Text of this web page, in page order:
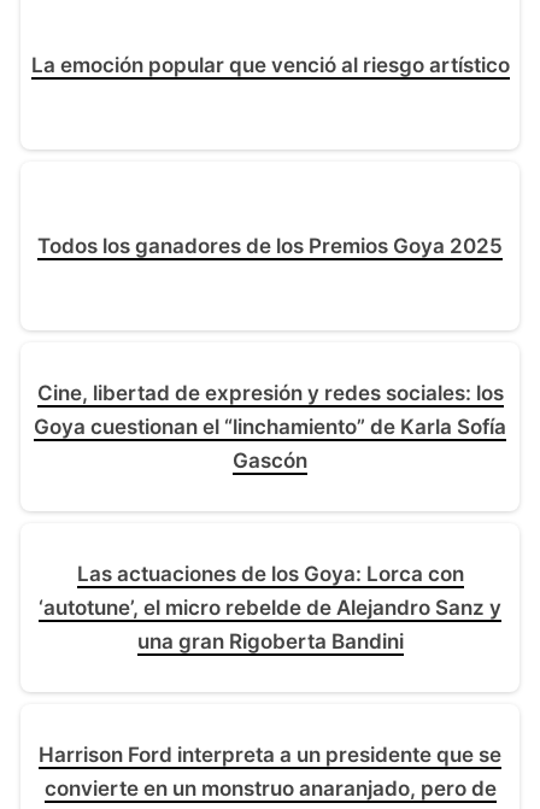
La emoción popular que venció al riesgo artístico
Todos los ganadores de los Premios Goya 2025
Cine, libertad de expresión y redes sociales: los
Goya cuestionan el “linchamiento” de Karla Sofía
Gascón
Las actuaciones de los Goya: Lorca con
‘autotune’, el micro rebelde de Alejandro Sanz y
una gran Rigoberta Bandini
Harrison Ford interpreta a un presidente que se
convierte en un monstruo anaranjado, pero de